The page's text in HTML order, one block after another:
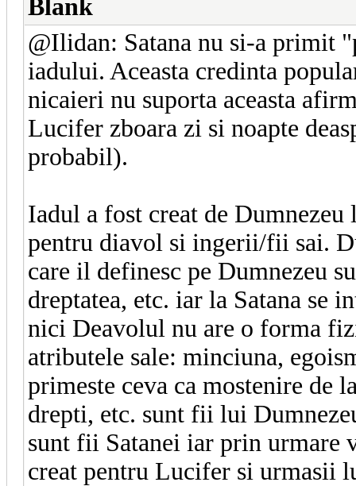
Blank
@Ilidan: Satana nu si-a primit
iadului. Aceasta credinta
nicaieri nu suporta aceasta
Lucifer zboara zi si noapte
probabil).
Iadul a fost creat de
pentru diavol si ingerii/fii sai.
care il definesc pe Dumnezeu
dreptatea, etc. iar la Satana se
nici Deavolul nu are o forma
atributele sale: minciuna,
primeste ceva ca mostenire
drepti, etc. sunt fii lui
sunt fii Satanei iar prin urmare
creat pentru Lucifer si urmasii